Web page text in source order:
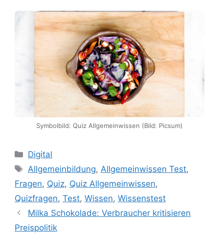
Symbolbild: Quiz Allgemeinwissen (Bild: Picsum)
Kategorien
Digital
Schlagwörter
Allgemeinbildung, Allgemeinwissen Test,
Fragen, Quiz, Quiz Allgemeinwissen,
Quizfragen, Test, Wissen, Wissenstest
Milka Schokolade: Verbraucher kritisieren
Preispolitik